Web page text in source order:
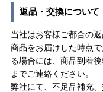
返品・交換について
当社はお客様ご都合の
商品をお届けした時点
る場合には、商品到着
までご連絡ください。
弊社にて、不足品補充、